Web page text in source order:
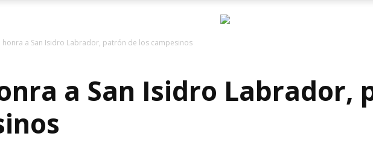
honra a San Isidro Labrador, patrón de los campesinos
a San Isidro Labrador,